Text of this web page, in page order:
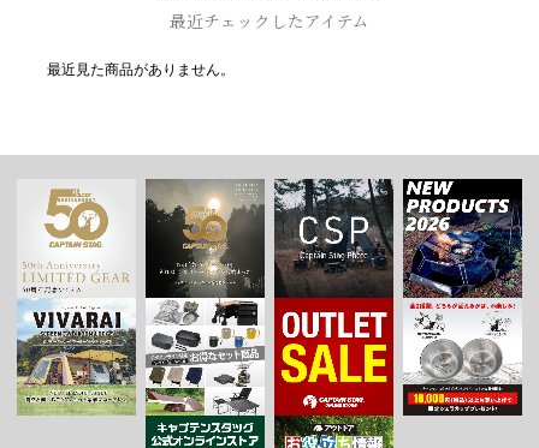
最近チェックしたアイテム
最近見た商品がありません。